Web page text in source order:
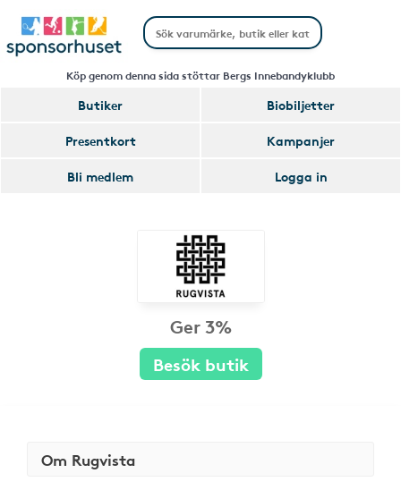
Köp genom denna sida stöttar Bergs Innebandyklubb
Butiker
Biobiljetter
Presentkort
Kampanjer
Bli medlem
Logga in
Ger 3%
Besök butik
Om Rugvista